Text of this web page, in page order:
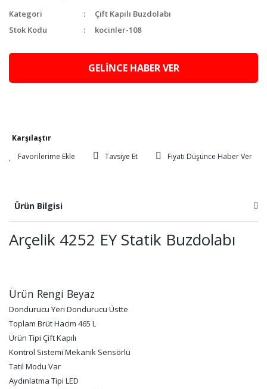
Kategori
Çift Kapılı Buzdolabı
Stok Kodu
kocinler-108
GELİNCE HABER VER
Karşılaştır
Tavsiye Et
Fiyatı Düşünce Haber Ver
Ürün Bilgisi
Arçelik 4252 EY Statik Buzdolabı
Ürün Rengi Beyaz
Dondurucu Yeri Dondurucu Üstte
Toplam Brüt Hacim 465 L
Ürün Tipi Çift Kapılı
Kontrol Sistemi Mekanik Sensörlü
Tatil Modu Var
Aydınlatma Tipi LED